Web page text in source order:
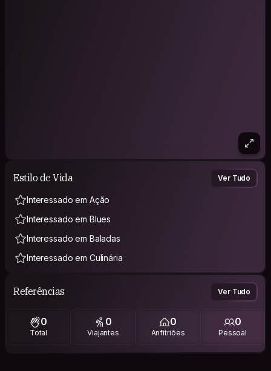
Estilo de Vida Ver Tudo
Interessado em Ação
Interessado em Blues
Interessado em Baladas
Interessado em Culinária
Referências Ver Tudo
0
Total
0
Viajantes
0
Anfitriões
0
Pessoal